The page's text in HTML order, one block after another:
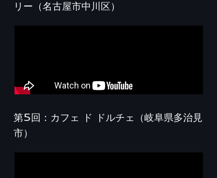
リー（名古屋市中川区）
第5回：カフェ ド ドルチェ（岐阜県多治見
市）